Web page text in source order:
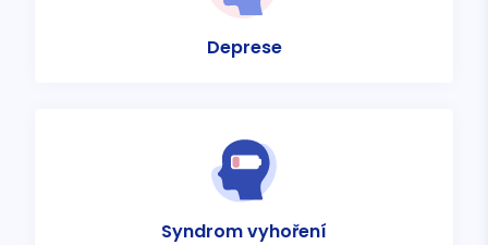
Deprese
Syndrom vyhoření